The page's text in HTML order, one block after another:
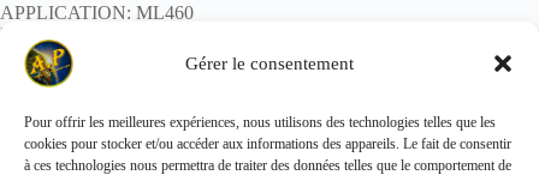
Gérer le consentement
Pour offrir les meilleures expériences, nous utilisons des technologies telles que les
cookies pour stocker et/ou accéder aux informations des appareils. Le fait de consentir
à ces technologies nous permettra de traiter des données telles que le comportement de
APPLICATION: ML460
REF:
POIDS:
Copyright © 2026 - ALL PARTS FRANCE SAS